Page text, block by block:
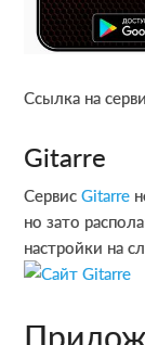
Ссылка на
Gitarre
СервисGitarre
но зато
настройки на